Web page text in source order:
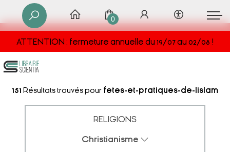
ATTENTION : fermeture annuelle du 19/07 au 02/08 !
0
151 Résultats trouvés pour fetes-et-pratiques-de-lislam
RELIGIONS
Christianisme